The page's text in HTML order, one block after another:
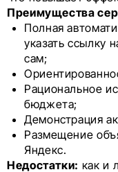
Преимущества
Полная
указать ссылку
сам;
Рациональное
бюджета;
Демонстрация
Размещение
Яндекс.
Недостатки: как и